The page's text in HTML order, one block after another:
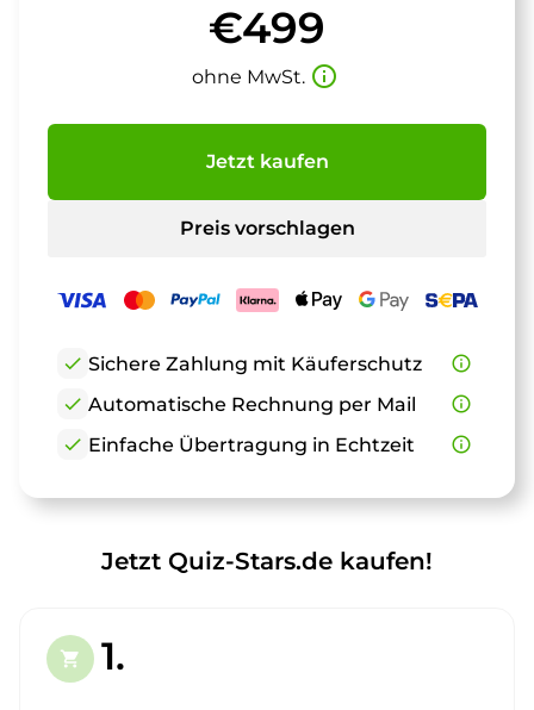
€499
ohne MwSt. info_outline
Jetzt kaufen
Preis vorschlagen
check Sichere Zahlung mit Käuferschutz
info_outline
check Automatische Rechnung per Mail
info_outline
check Einfache Übertragung in Echtzeit info_outline
Jetzt Quiz-Stars.de kaufen!
shopping_cart 1.